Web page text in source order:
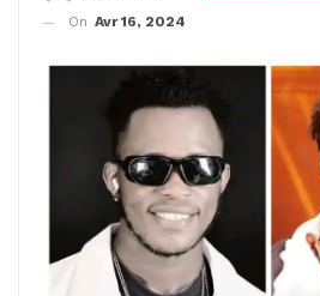
On Avr 16, 2024